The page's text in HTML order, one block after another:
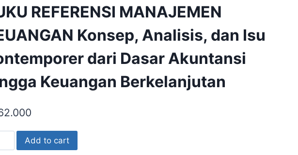
REFERENSI MANAJEMEN
Konsep, Analisis, dan Isu
dari Dasar Akuntansi
Keuangan Berkelanjutan
Add to cart